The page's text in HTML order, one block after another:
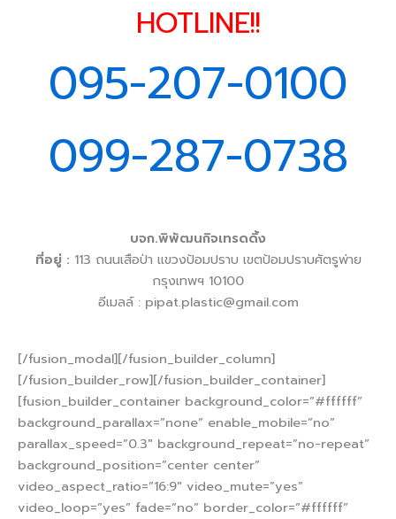
HOTLINE!!
095-207-0100
099-287-0738
บจก.พิพัฒนกิจเทรดดิ้ง
ที่อยู่ : 113 ถนนเสือป่า แขวงป้อมปราบ เขตป้อมปราบศัตรูพ่าย
กรุงเทพฯ 10100
อีเมลล์ : pipat.plastic@gmail.com
[/fusion_modal][/fusion_builder_column]
[/fusion_builder_row][/fusion_builder_container]
[fusion_builder_container background_color=”#ffffff”
background_parallax=”none” enable_mobile=”no”
parallax_speed=”0.3″ background_repeat=”no-repeat”
background_position=”center center”
video_aspect_ratio=”16:9″ video_mute=”yes”
video_loop=”yes” fade=”no” border_color=”#ffffff”